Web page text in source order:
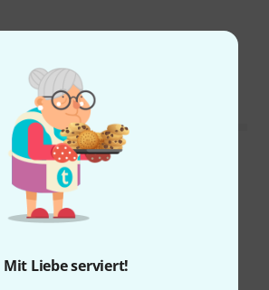
Mit Liebe serviert!
BEWERTUNG MELDEN
Lukas aus S. 08.12.2009